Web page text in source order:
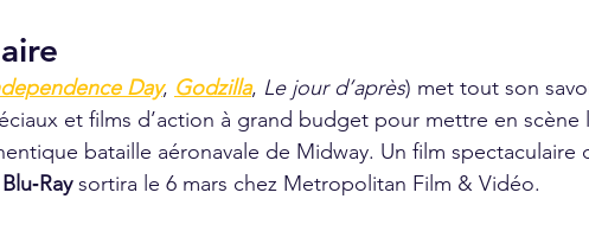
Day, Godzilla, Le jour d’après) met tout son
et films d’action à grand budget pour mettre en scène
bataille aéronavale de Midway. Un film spectaculaire
sortira le 6 mars chez Metropolitan Film & Vidéo.